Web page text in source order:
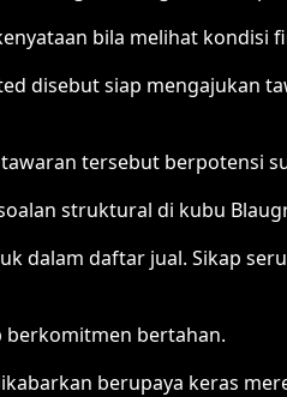
bila melihat kondisi
disebut siap mengajukan
tersebut berpotensi
struktural di kubu
dalam daftar jual. Sikap
berkomitmen bertahan.
berupaya keras